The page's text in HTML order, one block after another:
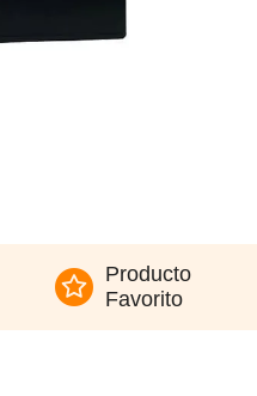
Producto
Favorito